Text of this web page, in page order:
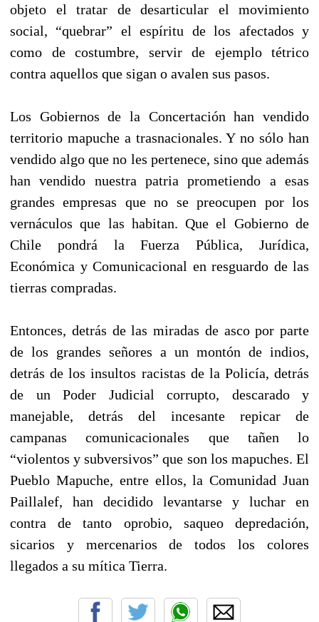
objeto el tratar de desarticular el movimiento
social, “quebrar” el espíritu de los afectados y
como de costumbre, servir de ejemplo tétrico
contra aquellos que sigan o avalen sus pasos.
Los Gobiernos de la Concertación han vendido
territorio mapuche a trasnacionales. Y no sólo han
vendido algo que no les pertenece, sino que además
han vendido nuestra patria prometiendo a esas
grandes empresas que no se preocupen por los
vernáculos que las habitan. Que el Gobierno de
Chile pondrá la Fuerza Pública, Jurídica,
Económica y Comunicacional en resguardo de las
tierras compradas.
Entonces, detrás de las miradas de asco por parte
de los grandes señores a un montón de indios,
detrás de los insultos racistas de la Policía, detrás
de un Poder Judicial corrupto, descarado y
manejable, detrás del incesante repicar de
campanas comunicacionales que tañen lo
“violentos y subversivos” que son los mapuches. El
Pueblo Mapuche, entre ellos, la Comunidad Juan
Paillalef, han decidido levantarse y luchar en
contra de tanto oprobio, saqueo depredación,
sicarios y mercenarios de todos los colores
llegados a su mítica Tierra.